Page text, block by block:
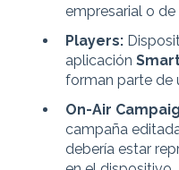
empresarial o de
Players:
aplicación
forman parte de
On-Air
campaña
debería estar